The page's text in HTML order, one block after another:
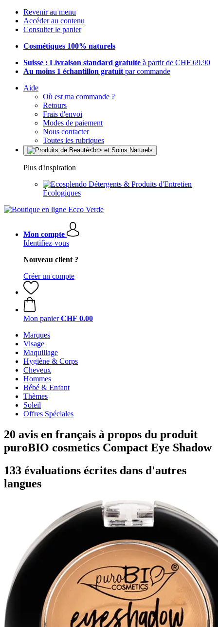
Revenir au menu
Accéder au contenu
Consulter le panier
Cosmétiques 100% naturels
Suisse : Livraison standard gratuite à partir de CHF 69.90
Au moins 1 échantillon gratuit par commande
Aide
Où est ma commande ?
Retours
Frais d'envoi
Modes de paiement
Nous contacter
Toutes les rubriques
Plus d'inspiration
Détergents & Produits d'Entretien
Écologiques
Mon compte
Identifiez-vous
Nouveau client ?
Créer un compte
Mon panier CHF 0.00
Marques
Visage
Maquillage
Hygiène & Corps
Cheveux
Hommes
Bébé & Enfant
Thèmes
Soleil
Offres Spéciales
20 avis en français à propos du produit
puroBIO cosmetics Compact Eye Shadow
133 évaluations écrites dans d'autres
langues